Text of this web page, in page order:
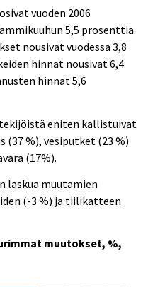
vuoden 2006
5,5 prosenttia.
nousivat vuodessa 3,8
hinnat nousivat 6,4
hinnat 5,6
eniten kallistuivat
(37 %), vesiputket (23 %)
(17%).
laskua muutamien
(-3 %) ja tiilikatteen
muutokset, %,